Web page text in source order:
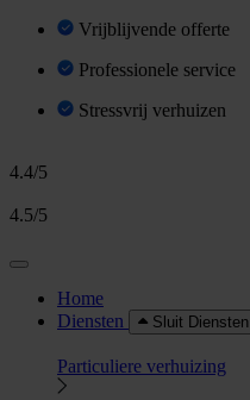
Vrijblijvende offerte
Professionele service
Stressvrij verhuizen
4.4/5
4.5/5
Home
Diensten
Sluit Diensten
Particuliere verhuizing